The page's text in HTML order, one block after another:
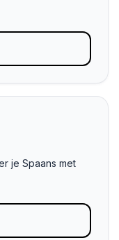
je Spaans met